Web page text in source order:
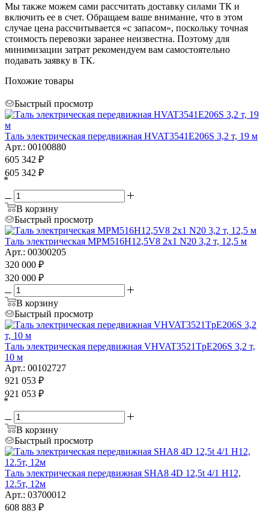
Мы также можем сами рассчитать доставку силами ТК и
включить ее в счет. Обращаем ваше внимание, что в этом
случае цена рассчитывается «с запасом», поскольку точная
стоимость перевозки заранее неизвестна. Поэтому для
минимизации затрат рекомендуем вам самостоятельно
подавать заявку в ТК.
Похожие товары
Быстрый просмотр
Таль электрическая передвижная HVAT3541E206S 3,2 т, 19 м
Арт.: 00100880
605 342 ₽
605 342 ₽
*
В корзину
Быстрый просмотр
Таль электрическая MPM516H12,5V8 2x1 N20 3,2 т, 12,5 м
Арт.: 00300205
320 000 ₽
320 000 ₽
В корзину
Быстрый просмотр
Таль электрическая передвижная VHVAT3521TpE206S 3,2 т,
10 м
Арт.: 00102727
921 053 ₽
921 053 ₽
*
В корзину
Быстрый просмотр
Таль электрическая передвижная SHA8 4D 12,5t 4/1 H12,
12.5т, 12м
Арт.: 03700012
608 883 ₽